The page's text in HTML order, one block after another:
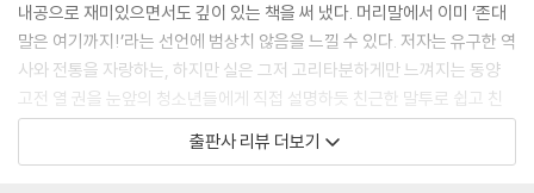
“진나라 왕은 병이 나서 의사를 부를 때 종기를 터뜨려 입으로 고름을 빨아
주면 수레 한 대를 주고, 치질을 핥아서 고쳐 주면 수레 다섯 대를 준다더
군. 치료하는 부위가 더러울수록 수레 수가 많다던데, 자네도 그의 항문을
빨아 주었나? 수레를 많이도 얻어 왔구먼.”
와우! 쎄다, 쎄! 장자는 이렇게 막강한 펀치를 입으로 날리는 사람이었어.
다만 아무에게나 날리지는 않았어. 부정한 방법으로 출세한 사람에게만 강
내공으로 재미있으면서도 깊이 있는 책을 써 냈다. 머리말에서 이미 ‘존대
말은 여기까지!’라는 선언에 범상치 않음을 느낄 수 있다. 저자는 유구한 역
사와 전통을 자랑하는, 하지만 실은 그저 고리타분하게만 느껴지는 동양
고전 열 권을 눈앞의 청소년들에게 직접 설명하듯 친근한 말투로 쉽고 친
절하게 해설했다. 청소년들뿐 아니라 동양 고전을 읽어 보고 싶은 사람은
누구나 부담없이 읽고 동양 고전에 입문할 수 있을 것이다.
출판사 리뷰 더보기